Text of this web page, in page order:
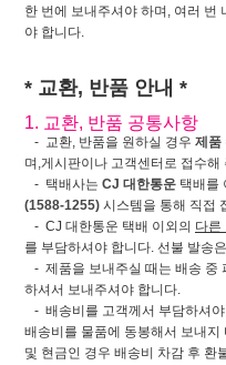
한 번에 보내주셔야 하며, 여러 번
야 합니다.
* 교환, 반품 안내 *
1. 교환, 반품 공통사항
- 교환, 반품을 원하실 경우 제품
며,게시판이나 고객센터로 접수해
- 택배사는 CJ 대한통운 택배를
(1588-1255) 시스템을 통해 직접
- CJ 대한통운 택배 이외의 다른
를 부담하셔야 합니다. 선불 발송
- 제품을 보내주실 때는 배송 중
하셔서 보내주셔야 합니다.
- 배송비를 고객께서 부담하셔야
배송비를 물품에 동봉해서 보내
및 현금인 경우 배송비 차감 후 환